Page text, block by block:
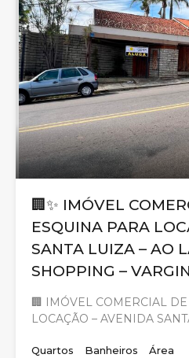
🏢✨ IMÓVEL
ESQUINA PARA
SANTA LUIZA – AO
SHOPPING –
🏢 IMÓVEL COMERCIAL
LOCAÇÃO – AVENIDA
Quartos
Banheiros
Área